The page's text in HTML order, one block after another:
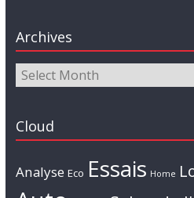
Archives
Cloud
Analyse Eco Essais Home